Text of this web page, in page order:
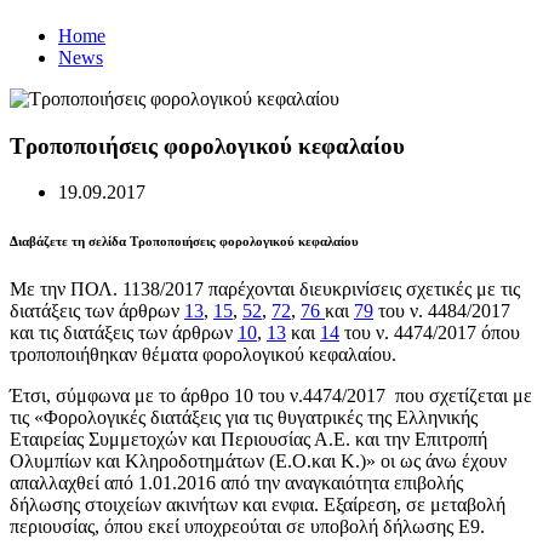
Home
News
Τροποποιήσεις φορολογικού κεφαλαίου
19.09.2017
Διαβάζετε τη σελίδα Τροποποιήσεις φορολογικού κεφαλαίου
Με την ΠΟΛ. 1138/2017 παρέχονται διευκρινίσεις σχετικές με τις
διατάξεις των άρθρων 13, 15, 52, 72, 76 και 79 του ν. 4484/2017
και τις διατάξεις των άρθρων 10, 13 και 14 του ν. 4474/2017 όπου
τροποποιήθηκαν θέματα φορολογικού κεφαλαίου.
Έτσι, σύμφωνα με το άρθρο 10 του ν.4474/2017 που σχετίζεται με
τις «Φορολογικές διατάξεις για τις θυγατρικές της Ελληνικής
Εταιρείας Συμμετοχών και Περιουσίας Α.Ε. και την Επιτροπή
Ολυμπίων και Κληροδοτημάτων (Ε.Ο.και Κ.)» οι ως άνω έχουν
απαλλαχθεί από 1.01.2016 από την αναγκαιότητα επιβολής
δήλωσης στοιχείων ακινήτων και ενφια. Εξαίρεση, σε μεταβολή
περιουσίας, όπου εκεί υποχρεούται σε υποβολή δήλωσης Ε9.